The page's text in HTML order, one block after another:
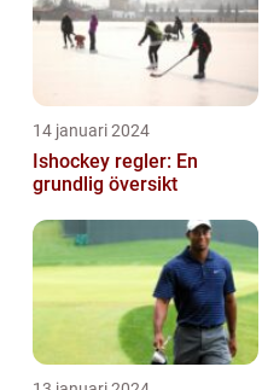
14 januari 2024
Ishockey regler: En
grundlig översikt